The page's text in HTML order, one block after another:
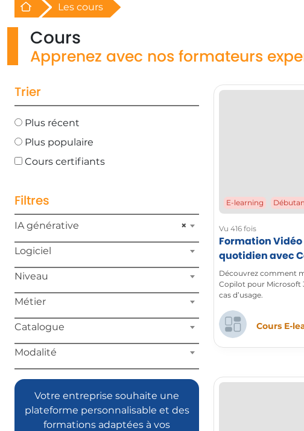
Retour à l'acceuil
Les cours
Cours
Apprenez avec nos formateurs
Trier
Plus récent
Plus populaire
Cours certifiants
Filtres
×
IA générative
Logiciel
Niveau
Métier
Catalogue
Modalité
Votre entreprise souhaite une
plateforme personnalisable et des
formations adaptées à vos
E-learning
Vu 416 fois
Formation Vidéo
quotidien avec
Découvrez comment
Copilot pour Microsoft
cas d’usage.
Cours E-